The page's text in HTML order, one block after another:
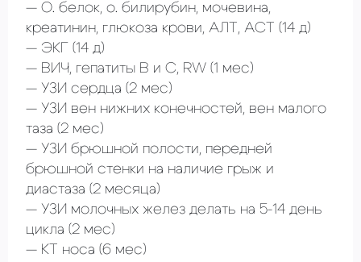
О. белок, о. билирубин, мочевина,
креатинин, глюкоза крови, АЛТ, АСТ (14 д)
ЭКГ (14 д)
ВИЧ, гепатиты В и С, RW (1 мес)
УЗИ сердца (2 мес)
УЗИ вен нижних конечностей, вен малого
таза (2 мес)
УЗИ брюшной полости, передней
брюшной стенки на наличие грыж и
диастаза (2 месяца)
УЗИ молочных желез делать на 5-14 день
цикла (2 мес)
КТ носа (6 мес)